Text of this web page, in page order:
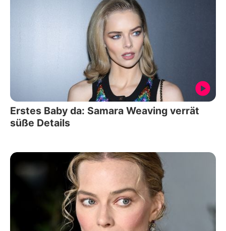
Erstes Baby da: Samara Weaving verrät
süße Details